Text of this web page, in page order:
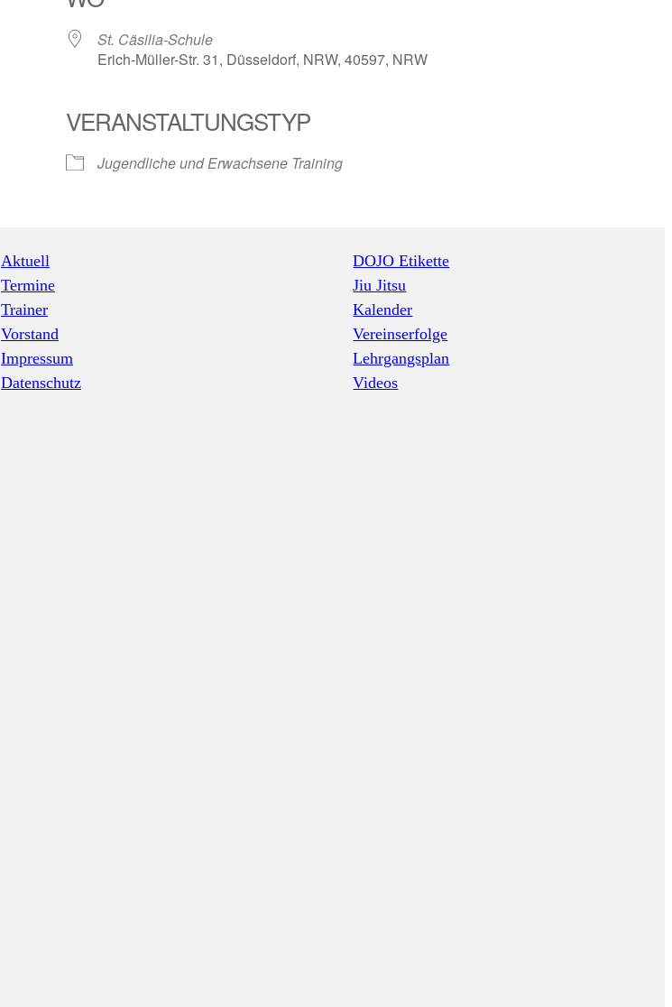
St. Cäsilia-Schule
Erich-Müller-Str. 31, Düsseldorf, NRW, 40597, NRW
VERANSTALTUNGSTYP
Jugendliche und Erwachsene Training
Aktuell
Termine
Trainer
Vorstand
Impressum
Datenschutz
DOJO Etikette
Jiu Jitsu
Kalender
Vereinserfolge
Lehrgangsplan
Videos